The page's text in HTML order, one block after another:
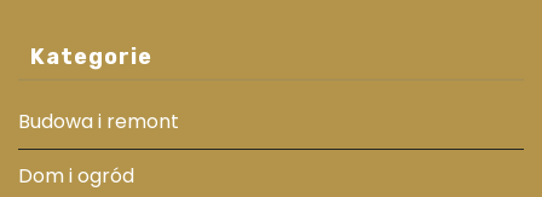
Kategorie
Budowa i remont
Dom i ogród